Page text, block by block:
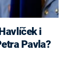
Pavla?